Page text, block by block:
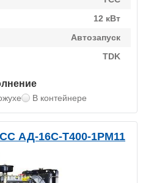
12 кВт
Автозапуск
TDK
В контейнере
АД-16С-Т400-1РМ11